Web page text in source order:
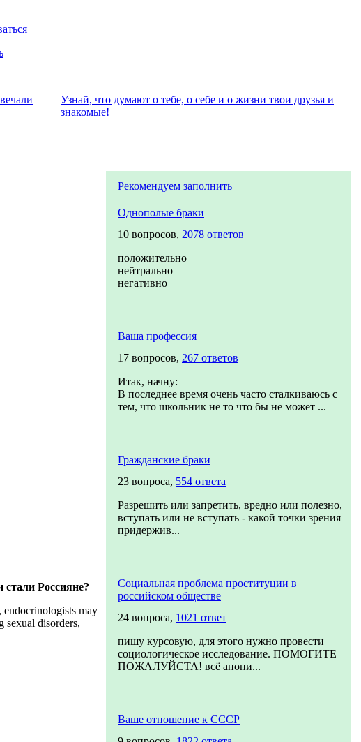
Узнай, что думают о тебе, о себе и о жизни твои друзья и
знакомые!
Россияне?
endocrinologists may
sexual disorders,
Рекомендуем заполнить
Однополые браки
10 вопросов, 2078 ответов
положительно
нейтрально
негативно
Ваша профессия
17 вопросов, 267 ответов
Итак, начну:
В последнее время очень часто сталкиваюсь с
тем, что школьник не то что бы не может ...
Гражданские браки
23 вопроса, 554 ответа
Разрешить или запретить, вредно или полезно,
вступать или не вступать - какой точки зрения
придержив...
Социальная проблема проституции в
российском обществе
24 вопроса, 1021 ответ
пишу курсовую, для этого нужно провести
социологическое исследование. ПОМОГИТЕ
ПОЖАЛУЙСТА! всё анони...
Ваше отношение к СССР